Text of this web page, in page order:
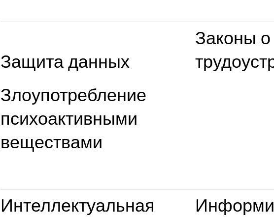
Защита данных
Законы о
Злоупотребление
психоактивными
веществами
Интеллектуальная